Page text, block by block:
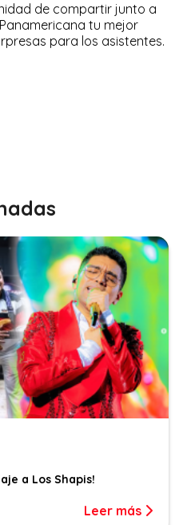
de compartir junto a
tu mejor
para los asistentes.
a Los Shapis!
Leer más